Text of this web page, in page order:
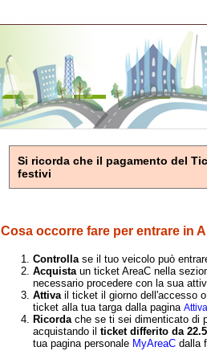
Si ricorda che il pagamento del
festivi
Cosa occorre fare per entrare in
Controllase il tuo veicolo può
Acquistaun ticket AreaC nella
necessario procedere con la sua
Attivail ticket il giorno dell'accesso
ticket alla tua targa dalla pagina
Ricordache se ti sei dimenticato di
acquistando il ticket differito da
tua pagina personale MyAreaC dalla